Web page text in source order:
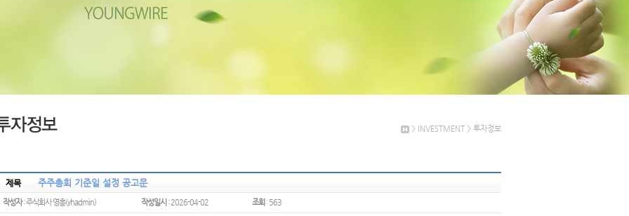
> INVESTMENT > 투자정보
제목 주주총회 기준일 설정 공고문
작성자: 주식회사 영흥(yhadmin) 작성일시 : 2026-04-02 조회 : 563